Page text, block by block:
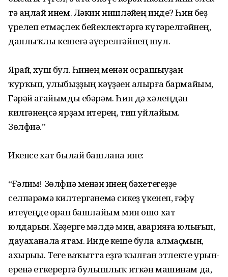
тә аңлай инем. Ләкин нишләйһең инде? Һин беҙ
үрелеп етмәҫлек бейеклектәргә күтәрелгәйнең,
данлыҡлы кешегә әүерелгәйнең шул.
Ярай, хуш бул. Һинең менән осрашыуҙан
ҡурҡып, улыбыҙҙың кәүҙәһен алырға бармайым,
Гәрәй ағайымды ебәрәм. Һин дә хәлеңдән
килгәнеңсә ярҙам итерһең, тип уйлайым.
Зөлфиә.”
Икенсе хат былай башлана ине:
“Ғәлим! Зөлфиә менән һинең бәхетегеҙҙе
селпәрәмә килтергәнемә сикһеҙ үкенеп, ғәфү
итеүеңде һорап башлайым мин ошо хат
юлдарын. Хәҙерге мәлдә мин, аварияға юлығып,
дауаханала ятам. Инде кеше була алмаҫмын,
ахырыһы. Теге ваҡытта һеҙгә ҡылған этлекте урын-
еренә еткерергә булышлыҡ иткән машинам да,